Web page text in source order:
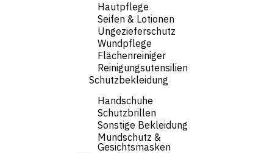
Hautpflege
Seifen & Lotionen
Ungezieferschutz
Wundpflege
Flächenreiniger
Reinigungsutensilien
Schutzbekleidung
Handschuhe
Schutzbrillen
Sonstige Bekleidung
Mundschutz &
Gesichtsmasken